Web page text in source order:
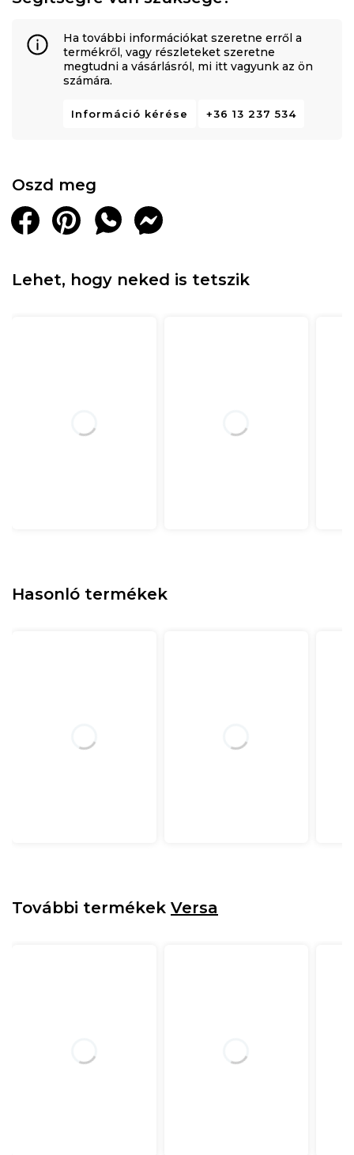
Ha további információkat szeretne erről a
termékről, vagy részleteket szeretne
megtudni a vásárlásról, mi itt vagyunk az ön
számára.
Információ kérése +36 13 237 534
Oszd meg
Lehet, hogy neked is tetszik
Hasonló termékek
További termékek Versa